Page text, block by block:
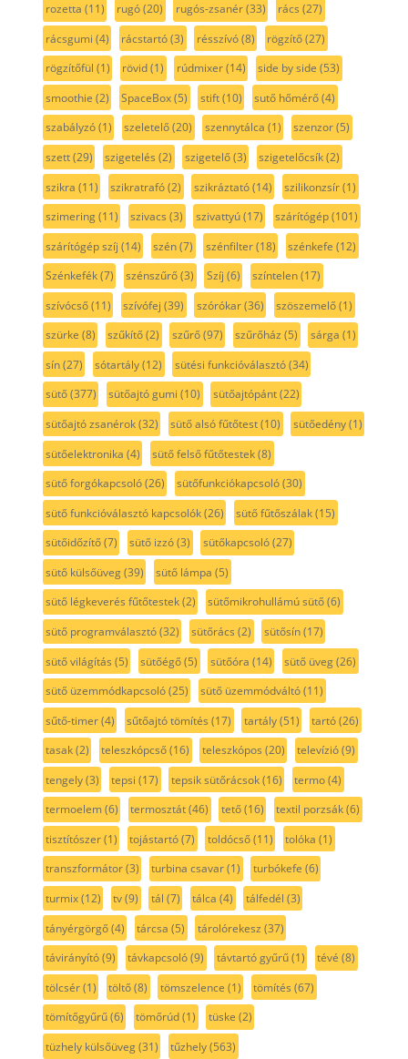
rozetta (11) rugó(20) rugós-zsanér(33) rács (27)
rácsgumi (4) rácstartó(3) résszívó(8) rögzítő(27)
rögzítőfül (1) rövid(1) rúdmixer(14) side by side (53)
smoothie (2) SpaceBox(5) stift(10) sutő hőmérő(4)
szabályzó(1) szeletelő(20) szennytálca (1) szenzor(5)
szett(29) szigetelés (2) szigetelő(3) szigetelőcsík(2)
szikra (11) szikratrafó(2) szikráztató(14) szilikonzsír(1)
szimering(11) szivacs (3) szivattyú(17) szárítógép(101)
szárítógép szíj (14) szén(7) szénfilter(18) szénkefe (12)
Szénkefék(7) szénszűrő(3) Szíj (6) színtelen(17)
szívócső(11) szívófej (39) szórókar(36) szöszemelő(1)
szürke (8) szűkítő(2) szűrő(97) szűrőház (5) sárga (1)
sín(27) sótartály(12) sütési funkcióválasztó(34)
sütő(377) sütőajtó gumi (10) sütőajtópánt(22)
sütőajtó zsanérok(32) sütő alsó fűtőtest(10) sütőedény(1)
sütőelektronika (4) sütő felső fűtőtestek(8)
sütő forgókapcsoló(26) sütőfunkciókapcsoló(30)
sütő funkcióválasztó kapcsolók(26) sütő fűtőszálak(15)
sütőidőzítő(7) sütő izzó(3) sütőkapcsoló(27)
sütő külsőüveg(39) sütő lámpa (5)
sütő légkeverés fűtőtestek(2) sütőmikrohullámú sütő(6)
sütő programválasztó(32) sütőrács (2) sütősín(17)
sütő világítás (5) sütőégő(5) sütőóra (14) sütő üveg(26)
sütő üzemmódkapcsoló(25) sütő üzemmódváltó(11)
sűtő-timer(4) sűtőajtó tömítés (17) tartály(51) tartó(26)
tasak(2) teleszkópcső(16) teleszkópos (20) televízió(9)
tengely(3) tepsi (17) tepsik sütőrácsok(16) termo(4)
termoelem(6) termosztát(46) tető(16) textil porzsák(6)
tisztítószer(1) tojástartó(7) toldócső(11) tolóka (1)
transzformátor(3) turbina csavar(1) turbókefe (6)
turmix(12) tv(9) tál (7) tálca (4) tálfedél (3)
tányérgörgő(4) tárcsa (5) tárolórekesz (37)
távirányító(9) távkapcsoló(9) távtartó gyűrű(1) tévé (8)
tölcsér(1) töltő(8) tömszelence (1) tömítés (67)
tömítőgyűrű(6) tömőrúd(1) tüske (2)
tüzhely külsőüveg(31) tűzhely(563)